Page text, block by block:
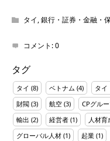
タイ,銀行・証券・金融・
コメント:0
タグ
タイ (8) ベトナム (4) タ
財閥 (3) 航空 (3) CPグル
輸出 (2) 経営者 (1) 人材育
グローバル人材 (1) 起業 (1)